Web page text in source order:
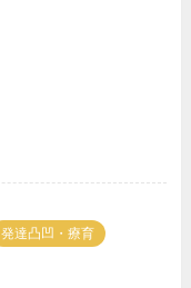
発達凸凹・療育